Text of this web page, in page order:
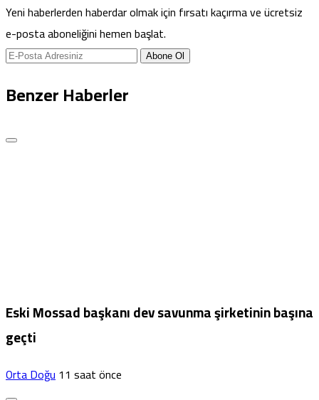
Yeni haberlerden haberdar olmak için fırsatı kaçırma ve ücretsiz
e-posta aboneliğini hemen başlat.
Abone Ol
Benzer Haberler
Eski Mossad başkanı dev savunma şirketinin başına
geçti
Orta Doğu11 saat önce